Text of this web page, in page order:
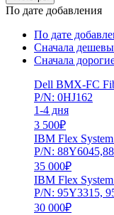
По дате добавления
По дате
Сначала
Сначала
Dell BMX-FC
P/N: 0HJ162
1-4 дня
3 500₽
IBM Flex
P/N:
35 000₽
IBM Flex
P/N: 95Y3315,
30 000₽